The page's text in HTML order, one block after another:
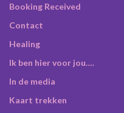
Booking Received
Contact
Healing
Ik ben hier voor jou….
In de media
Kaart trekken